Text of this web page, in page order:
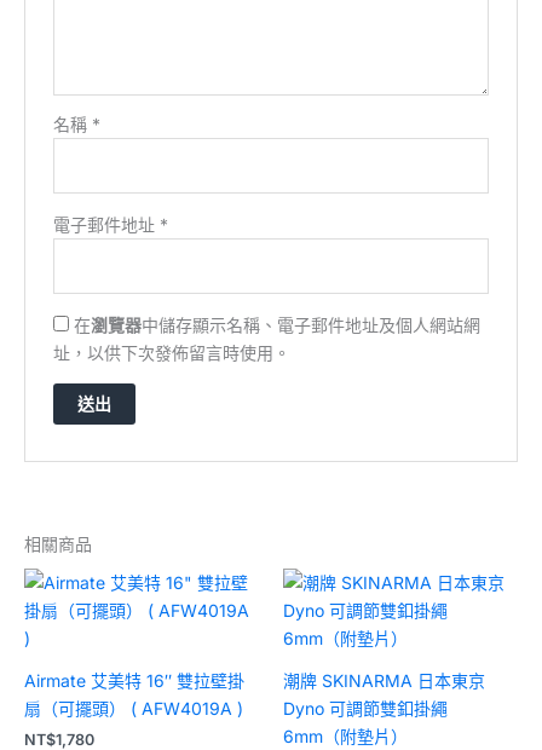
名稱 *
電子郵件地址 *
在瀏覽器中儲存顯示名稱、電子郵件地址及個人網站網
址，以供下次發佈留言時使用。
相關商品
Airmate 艾美特 16″ 雙拉壁掛
扇（可擺頭） ( AFW4019A )
NT$1,780
潮牌 SKINARMA 日本東京
Dyno 可調節雙釦掛繩
6mm（附墊片）